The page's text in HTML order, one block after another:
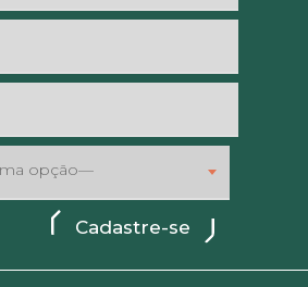
opção—